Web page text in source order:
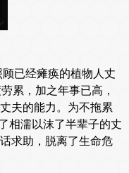
已经瘫痪的植物人丈
累，加之年事已高，
夫的能力。为不拖累
相濡以沫了半辈子的丈
求助，脱离了生命危